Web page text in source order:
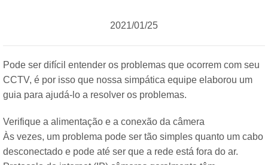
2021/01/25
Pode ser difícil entender os problemas que ocorrem com seu
CCTV, é por isso que nossa simpática equipe elaborou um
guia para ajudá-lo a resolver os problemas.
Verifique a alimentação e a conexão da câmera
Às vezes, um problema pode ser tão simples quanto um cabo
desconectado e pode até ser que a rede está fora do ar.